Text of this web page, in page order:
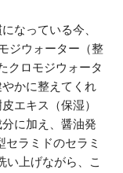
なっている今、
ジウォーター（整
クロモジウォータ
かに整えてくれ
エキス（保湿）
に加え、醤油発
ラミドのセラミ
い上げながら、こ